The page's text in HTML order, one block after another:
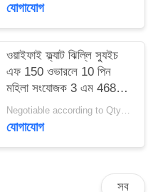
যোগাযোগ
ওয়াইফাই ফ্ল্যাট ঝিল্লি স্যুইচ
এফ 150 ওভারলে 10 পিন
মহিলা সংযোজক 3 এম 468
এমপি ব্যবহার করুন
Negotiable according to Qty forecast MOQ:বিনিমেয়
যোগাযোগ
সব